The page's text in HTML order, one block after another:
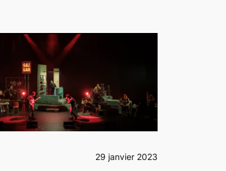
29 janvier 2023